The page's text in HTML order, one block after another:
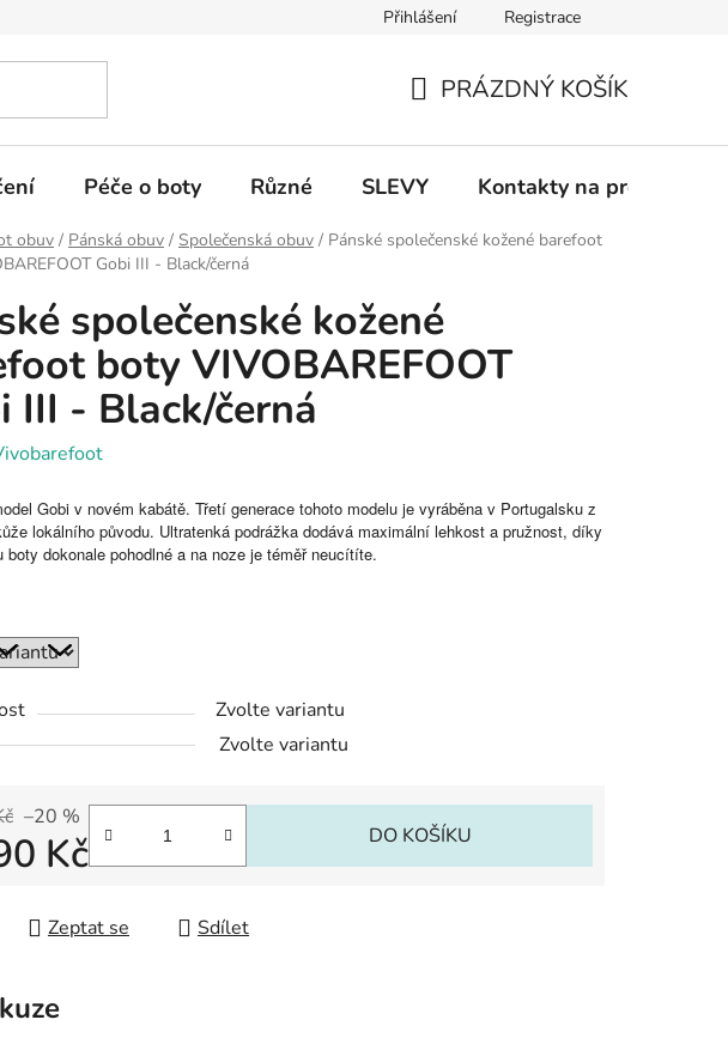
prodejny Informace k on-line platbám Odstoupení od
Přihlášení Registrace
KOŠÍK
PRÁZDNÝ KOŠÍK
Péče o boty Různé SLEVY Kontakty na prodejny
obuv / Pánská obuv / Společenská obuv / Pánské společenské kožené barefoot
Gobi III - Black/černá
společenské kožené
boty VIVOBAREFOOT
III - Black/černá
Gobi v novém kabátě. Třetí generace tohoto modelu je vyráběna v Portugalsku z
lokálního původu. Ultratenká podrážka dodává maximální lehkost a pružnost, díky
boty dokonale pohodlné a na noze je téměř neucítíte.
Zvolte variantu
Zvolte variantu
–20 %
Kč DO KOŠÍKU
Zeptat se Sdílet